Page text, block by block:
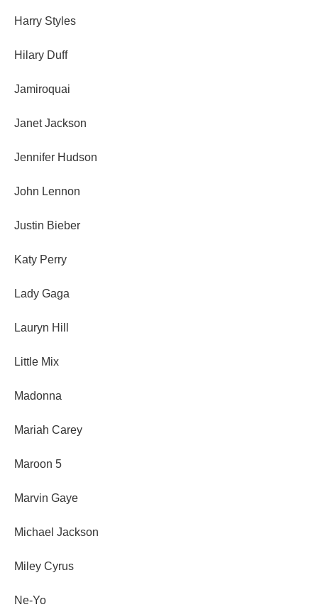
Harry Styles
Hilary Duff
Jamiroquai
Janet Jackson
Jennifer Hudson
John Lennon
Justin Bieber
Katy Perry
Lady Gaga
Lauryn Hill
Little Mix
Madonna
Mariah Carey
Maroon 5
Marvin Gaye
Michael Jackson
Miley Cyrus
Ne-Yo